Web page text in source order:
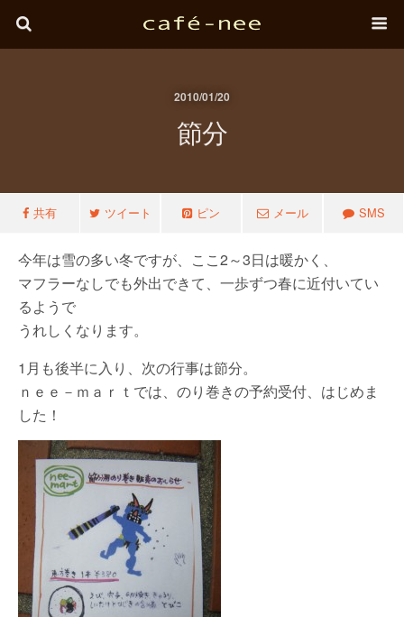
2010/01/20
節分
共有 ツイート ピン メール SMS
今年は雪の多い冬ですが、ここ2～3日は暖かく、
マフラーなしでも外出できて、一歩ずつ春に近付いてい
るようで
うれしくなります。
1月も後半に入り、次の行事は節分。
ｎｅｅ－ｍａｒｔでは、のり巻きの予約受付、はじめま
した！